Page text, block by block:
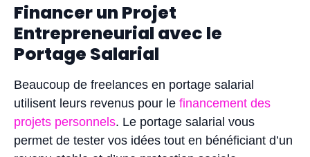
Financer un Projet
Entrepreneurial avec le
Portage Salarial
Beaucoup de freelances en portage salarial
utilisent leurs revenus pour le financement des
projets personnels. Le portage salarial vous
permet de tester vos idées tout en bénéficiant d’un